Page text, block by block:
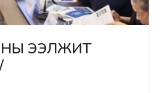
НЫ ЭЭЛЖИТ